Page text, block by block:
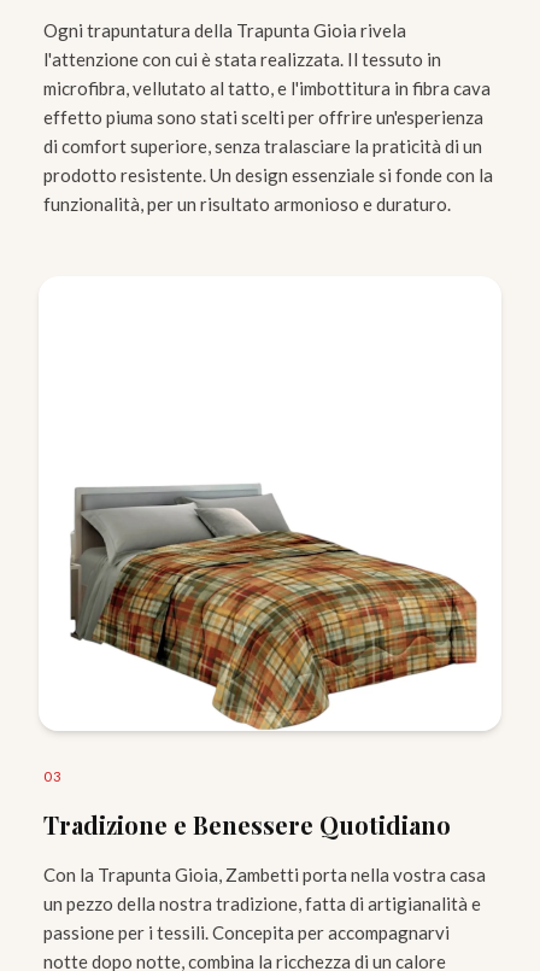
Ogni trapuntatura della Trapunta Gioia rivela
l'attenzione con cui è stata realizzata. Il tessuto in
microfibra, vellutato al tatto, e l'imbottitura in fibra cava
effetto piuma sono stati scelti per offrire un'esperienza
di comfort superiore, senza tralasciare la praticità di un
prodotto resistente. Un design essenziale si fonde con la
funzionalità, per un risultato armonioso e duraturo.
03
Tradizione e Benessere Quotidiano
Con la Trapunta Gioia, Zambetti porta nella vostra casa
un pezzo della nostra tradizione, fatta di artigianalità e
passione per i tessili. Concepita per accompagnarvi
notte dopo notte, combina la ricchezza di un calore